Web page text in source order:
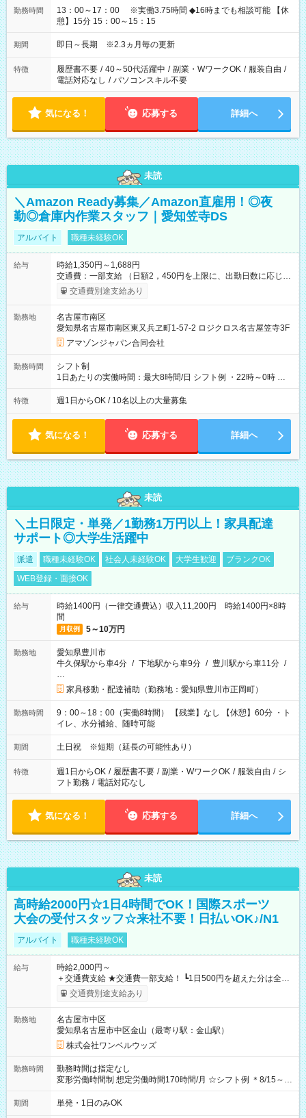
勤務時間
13：00～17：00 ※実働3.75時間 ◆16時までも相談可能 【休
憩】15分 15：00～15：15
期間 即日～長期 ※2.3ヵ月毎の更新
特徴 履歴書不要 / 40～50代活躍中 / 副業・WワークOK / 服装自由 /
電話対応なし / パソコンスキル不要
気になる！ 応募する 詳細へ
未読
＼Amazon Ready募集／Amazon直雇用！◎夜
勤◎倉庫内作業スタッフ｜愛知笠寺DS
アルバイト 職種未経験OK
給与
時給1,350円～1,688円
交通費：一部支給 （日額2，450円を上限に、出勤日数に応じて
実費支給） ※22:00～翌5:00までは時給25%UP！ ■給与前払い
制度あり ※前払い額の上限あり、手数料無料（Amazon負担）
交通費別途支給あり
勤務地
名古屋市南区
愛知県名古屋市南区東又兵ヱ町1-57-2 ロジクロス名古屋笠寺3F
アマゾンジャパン合同会社
勤務時間
シフト制
1日あたりの実働時間：最大8時間/日 シフト例 ・22時～0時 入
社後、就業可能シフトをご確認の上、申請してください。
特徴 週1日からOK / 10名以上の大量募集
気になる！ 応募する 詳細へ
未読
＼土日限定・単発／1勤務1万円以上！家具配達
サポート◎大学生活躍中
派遣 職種未経験OK 社会人未経験OK 大学生歓迎
ブランクOK
WEB登録・面接OK
給与
時給1400円（一律交通費込）収入11,200円 時給1400円×8時
間
月収例 5～10万円
勤務地
愛知県豊川市
牛久保駅から車4分 / 下地駅から車9分 / 豊川駅から車11分 /
…
家具移動・配達補助（勤務地：愛知県豊川市正岡町）
勤務時間
9：00～18：00（実働8時間） 【残業】なし 【休憩】60分 ・ト
イレ、水分補給、随時可能
期間 土日祝 ※短期（延長の可能性あり）
特徴 週1日からOK / 履歴書不要 / 副業・WワークOK / 服装自由 / シ
フト勤務 / 電話対応なし
気になる！ 応募する 詳細へ
未読
高時給2000円☆1日4時間でOK！国際スポーツ
大会の受付スタッフ☆来社不要！日払いOK♪/N1
アルバイト 職種未経験OK
給与
時給2,000円～
＋交通費支給 ★交通費一部支給！ ┗1日500円を超えた分は全額
支給！ ※往復500円以内の方は自己負担となります ★日払い
OK！（規定あり） ┗働いたその日に現金GET♪ お仕事後はコン
期間なし
交通費別途支給あり
勤務地
名古屋市中区
愛知県名古屋市中区金山（最寄り駅：金山駅）
株式会社ワンベルウッズ
勤務時間
勤務時間は指定なし
変形労働時間制 想定労働時間170時間/月 ☆シフト例 ＊8/15～
10/26 全日共通 08：00～12：00 17：00～21：00 ＊8/31
～9/19のみ下記シフトもあります！ 12：00～16：00 ＊9/6～
期間 単発・1日のみOK